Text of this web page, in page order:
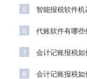
5 智能报税软件
6 代账软件有哪
7 会计记账报税
8 会计记账报税